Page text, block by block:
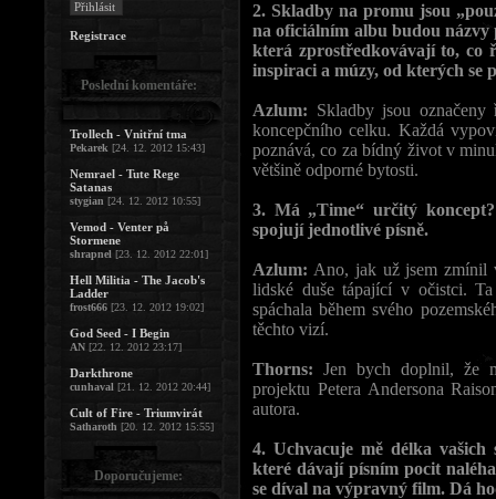
2. Skladby na promu jsou
na oficiálním albu budou názvy
která zprostředkovávají to, co
inspiraci a múzy, od kterých se
Azlum: Skladby jsou
koncepčního celku. Každá
poznává, co za bídný život v
většině odporné bytosti.
3. Má „Time“ určitý
spojují jednotlivé písně.
Azlum: Ano, jak už jsem zmínil
lidské duše tápající v očistci.
spáchala během svého
těchto vizí.
Thorns: Jen bych doplnil, že
projektu Petera Andersona
autora.
4. Uchvacuje mě délka vašich
které dávají písním pocit
se díval na výpravný film. Dá
Registrace
Poslední komentáře:
Trollech - Vnitřní tma
Pekarek [24. 12. 2012 15:43]
Nemrael - Tute Rege
Satanas
stygian [24. 12. 2012 10:55]
Vemod - Venter på
Stormene
shrapnel [23. 12. 2012 22:01]
Hell Militia - The Jacob's
Ladder
frost666 [23. 12. 2012 19:02]
God Seed - I Begin
AN [22. 12. 2012 23:17]
Darkthrone
cunhaval [21. 12. 2012 20:44]
Cult of Fire - Triumvirát
Satharoth [20. 12. 2012 15:55]
Doporučujeme: